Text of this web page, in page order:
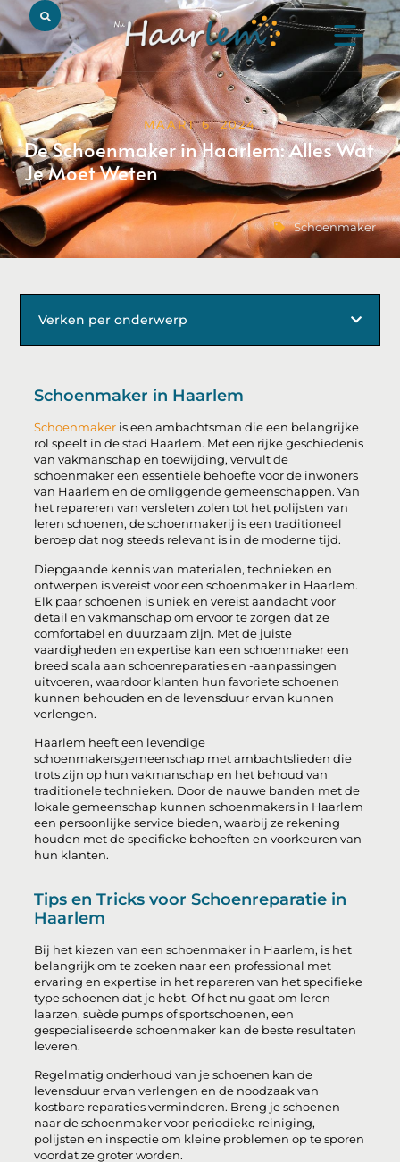
MAART 6, 2024
De Schoenmaker in Haarlem: Alles Wat
Je Moet Weten
Schoenmaker
Schoenmaker in Haarlem
Schoenmaker is een ambachtsman die een belangrijke
rol speelt in de stad Haarlem. Met een rijke geschiedenis
van vakmanschap en toewijding, vervult de
schoenmaker een essentiële behoefte voor de inwoners
van Haarlem en de omliggende gemeenschappen. Van
het repareren van versleten zolen tot het polijsten van
leren schoenen, de schoenmakerij is een traditioneel
beroep dat nog steeds relevant is in de moderne tijd.
Diepgaande kennis van materialen, technieken en
ontwerpen is vereist voor een schoenmaker in Haarlem.
Elk paar schoenen is uniek en vereist aandacht voor
detail en vakmanschap om ervoor te zorgen dat ze
comfortabel en duurzaam zijn. Met de juiste
vaardigheden en expertise kan een schoenmaker een
breed scala aan schoenreparaties en -aanpassingen
uitvoeren, waardoor klanten hun favoriete schoenen
kunnen behouden en de levensduur ervan kunnen
verlengen.
Haarlem heeft een levendige
schoenmakersgemeenschap met ambachtslieden die
trots zijn op hun vakmanschap en het behoud van
traditionele technieken. Door de nauwe banden met de
lokale gemeenschap kunnen schoenmakers in Haarlem
een persoonlijke service bieden, waarbij ze rekening
houden met de specifieke behoeften en voorkeuren van
hun klanten.
Tips en Tricks voor Schoenreparatie in
Haarlem
Bij het kiezen van een schoenmaker in Haarlem, is het
belangrijk om te zoeken naar een professional met
ervaring en expertise in het repareren van het specifieke
type schoenen dat je hebt. Of het nu gaat om leren
laarzen, suède pumps of sportschoenen, een
gespecialiseerde schoenmaker kan de beste resultaten
leveren.
Regelmatig onderhoud van je schoenen kan de
levensduur ervan verlengen en de noodzaak van
kostbare reparaties verminderen. Breng je schoenen
naar de schoenmaker voor periodieke reiniging,
polijsten en inspectie om kleine problemen op te sporen
voordat ze groter worden.
Verken per onderwerp